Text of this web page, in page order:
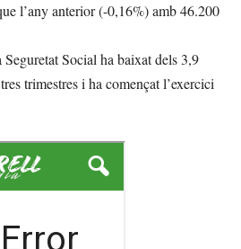
l’any anterior (-0,16%) amb 46.200
Social ha baixat dels 3,9
trimestres i ha començat l’exercici